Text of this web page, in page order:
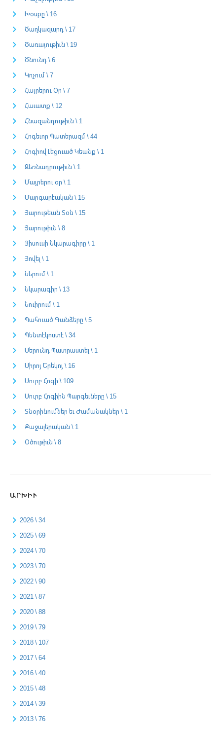
Խօսքը \ 16
Ծաղկազարդ \ 17
Ծառայութիւն \ 19
Ծնունդ \ 6
Կոչում \ 7
Հայրերու Օր \ 7
Հաւատք \ 12
Հնազանդութիւն \ 1
Հոգեւոր Պատերազմ \ 44
Հոգիով Լեցուած Կեանք \ 1
Ձեռնադրութիւն \ 1
Մայրերու օր \ 1
Մարգարէական \ 15
Յարութեան Տօն \ 15
Յարութիւն \ 8
Յիսուսի Նկարագիրը \ 1
Յովել \ 1
Ներում \ 1
Նկարագիր \ 13
Նուիրում \ 1
Պահուած Գանձերը \ 5
Պենտէկոստէ \ 34
Սերունդ Պատրաստել \ 1
Սիրոյ Երեկոյ \ 16
Սուրբ Հոգի \ 109
Սուրբ Հոգիին Պարգեւները \ 15
Տնօրինումներ եւ Ժամանակներ \ 1
Քաջալերական \ 1
Օծութիւն \ 8
ԱՐԽԻՒ
2026 \ 34
2025 \ 69
2024 \ 70
2023 \ 70
2022 \ 90
2021 \ 87
2020 \ 88
2019 \ 79
2018 \ 107
2017 \ 64
2016 \ 40
2015 \ 48
2014 \ 39
2013 \ 76